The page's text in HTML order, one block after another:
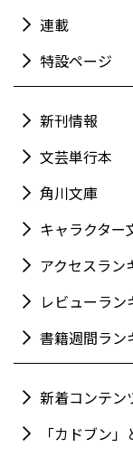
連載
特設ページ
新刊情報
文芸単行本
角川文庫
キャラクター
アクセスラン
レビューラン
書籍週間ラン
新着コンテン
「カドブン」